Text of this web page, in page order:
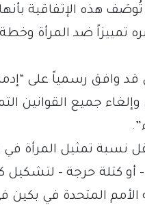
هذه الإتفاقية بأنها
تتناول ما تعتبره تمييزاً ضد
قد وافق رسمياً على
جميع القوانين
أو كتلة حرجة –